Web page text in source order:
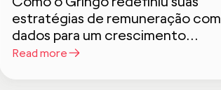
estratégias de remuneração com
dados para um crescimento
sustentável
Read more